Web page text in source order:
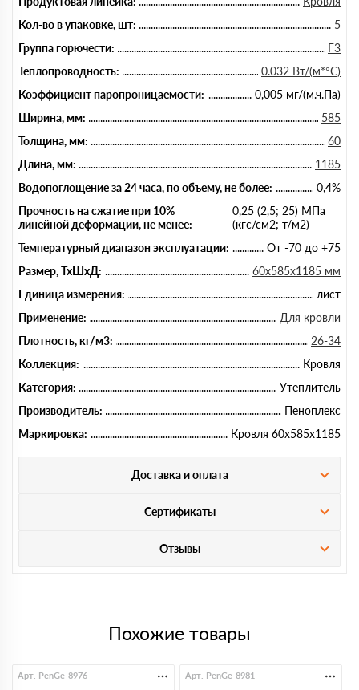
Кол-во в упаковке, шт:
5
Группа горючести:
Г3
Теплопроводность:
0.032 Вт/(м*°C)
Коэффициент паропроницаемости:
0,005 мг/(м.ч.Па)
Ширина, мм:
585
Толщина, мм:
60
Длина, мм:
1185
Водопоглощение за 24 часа, по объему, не более:
0,4%
Прочность на сжатие при 10%
линейной деформации, не менее:
0,25 (2,5; 25) МПа
(кгс/см2; т/м2)
Температурный диапазон эксплуатации:
От -70 до +75
Размер, ТхШхД:
60х585х1185 мм
Единица измерения:
лист
Применение:
Для кровли
Плотность, кг/м3:
26-34
Коллекция:
Кровля
Категория:
Утеплитель
Производитель:
Пеноплекс
Маркировка:
Кровля 60х585х1185
Доставка и оплата
Сертификаты
Отзывы
Похожие товары
Арт. PenGe-8976 Арт. PenGe-8981